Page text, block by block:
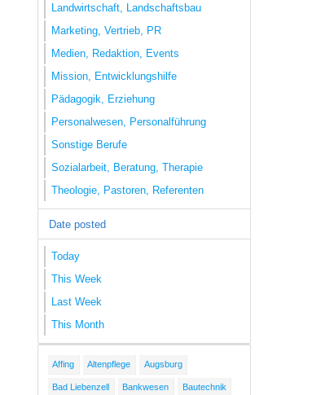
Landwirtschaft, Landschaftsbau
Marketing, Vertrieb, PR
Medien, Redaktion, Events
Mission, Entwicklungshilfe
Pädagogik, Erziehung
Personalwesen, Personalführung
Sonstige Berufe
Sozialarbeit, Beratung, Therapie
Theologie, Pastoren, Referenten
Date posted
Today
This Week
Last Week
This Month
Affing Altenpflege Augsburg
Bad Liebenzell Bankwesen Bautechnik